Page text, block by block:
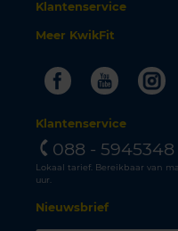
Klantenservice
Meer KwikFit
Facebook
Klantenservice
088 - 5945348
Lokaal tarief. Bereikbaar van
uur.
Nieuwsbrief